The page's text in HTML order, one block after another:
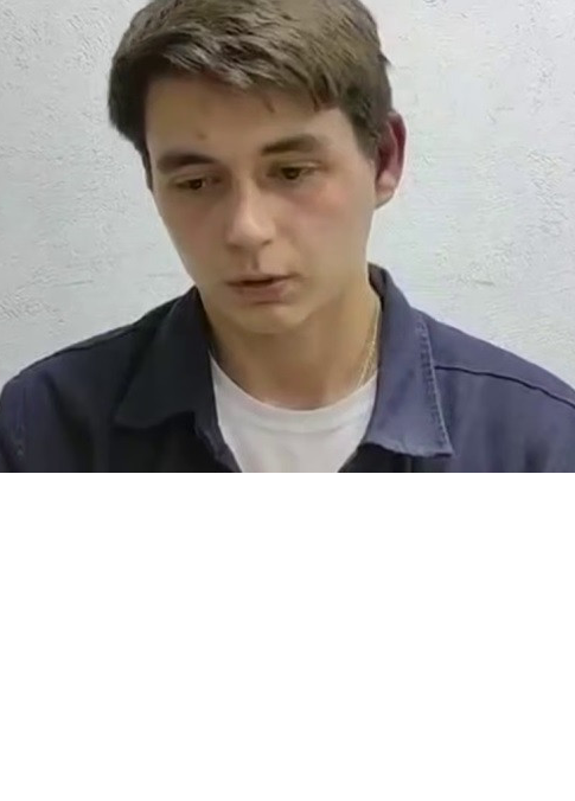
на 18 миллионов